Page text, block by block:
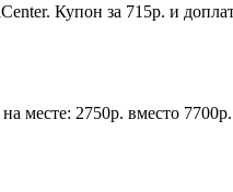
Купон за 715р. и
месте: 2750р. вместо